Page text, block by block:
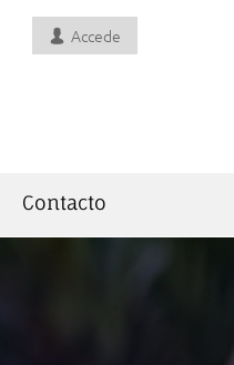
Accede
Contacto